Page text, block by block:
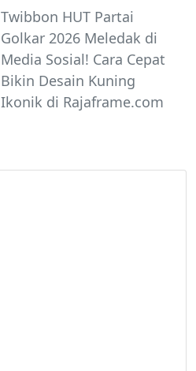
Twibbon HUT Partai
Golkar 2026 Meledak di
Media Sosial! Cara Cepat
Bikin Desain Kuning
Ikonik di Rajaframe.com